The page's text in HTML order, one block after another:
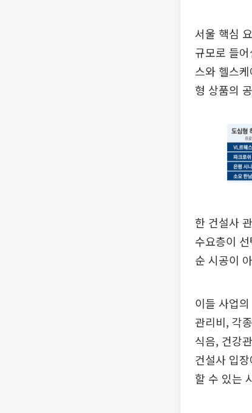
서울 핵심
규모로 들
스와 헬스
형 상품의
한 건설사
수요층이
순 시공이
이들 사업
관리비, 각
식음, 건강
건설사 입
할 수 있는